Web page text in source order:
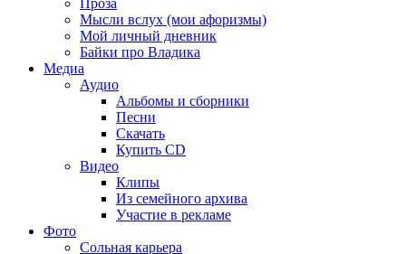
Проза
Мысли вслух (мои афоризмы)
Мой личный дневник
Байки про Владика
Медиа
Аудио
Альбомы и сборники
Песни
Скачать
Купить CD
Видео
Клипы
Из семейного архива
Участие в рекламе
Фото
Сольная карьера